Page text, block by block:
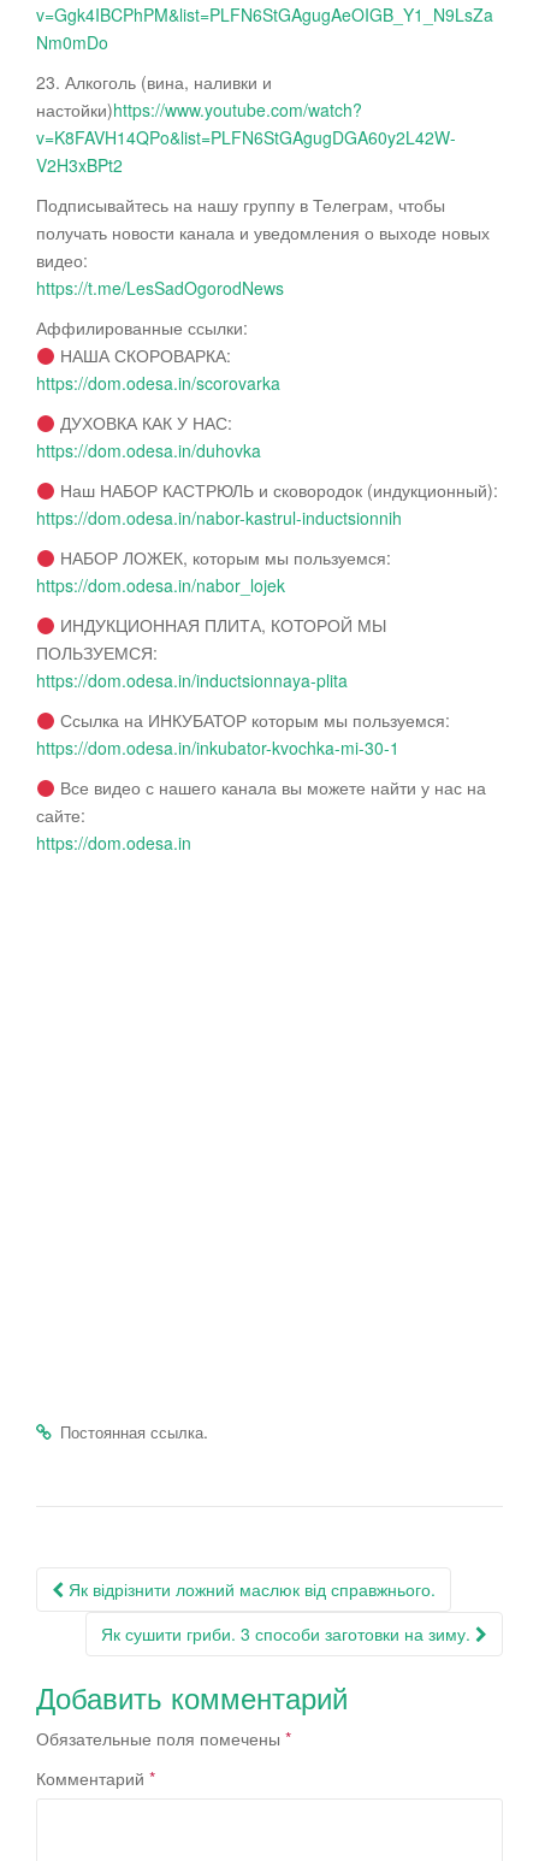
v=Ggk4IBCPhPM&list=PLFN6StGAgugAeOIGB_Y1_N9LsZa
Nm0mDo
23. Алкоголь (вина, наливки и
настойки)https://www.youtube.com/watch?
v=K8FAVH14QPo&list=PLFN6StGAgugDGA60y2L42W-
V2H3xBPt2
Подписывайтесь на нашу группу в Телеграм, чтобы
получать новости канала и уведомления о выходе новых
видео:
https://t.me/LesSadOgorodNews
Аффилированные ссылки:
НАША СКОРОВАРКА:
https://dom.odesa.in/scorovarka
ДУХОВКА КАК У НАС:
https://dom.odesa.in/duhovka
Наш НАБОР КАСТРЮЛЬ и сковородок (индукционный):
https://dom.odesa.in/nabor-kastrul-inductsionnih
НАБОР ЛОЖЕК, которым мы пользуемся:
https://dom.odesa.in/nabor_lojek
ИНДУКЦИОННАЯ ПЛИТА, КОТОРОЙ МЫ
ПОЛЬЗУЕМСЯ:
https://dom.odesa.in/inductsionnaya-plita
Ссылка на ИНКУБАТОР которым мы пользуемся:
https://dom.odesa.in/inkubator-kvochka-mi-30-1
Все видео с нашего канала вы можете найти у нас на
сайте:
https://dom.odesa.in
Постоянная ссылка.
Навигация
записям
Як відрізнити ложний маслюк від справжнього.
Як сушити гриби. 3 способи заготовки на зиму.
Добавить комментарий
Обязательные поля помечены *
Комментарий *